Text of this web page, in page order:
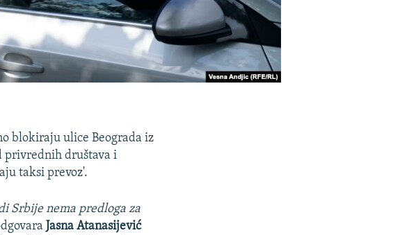
blokiraju ulice Beograda iz
privrednih društava i
taksi prevoz'.
Srbije nema predloga za
Jasna Atanasijević